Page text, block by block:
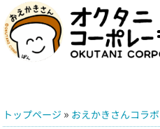
トップページ » おえかきさんコラボ